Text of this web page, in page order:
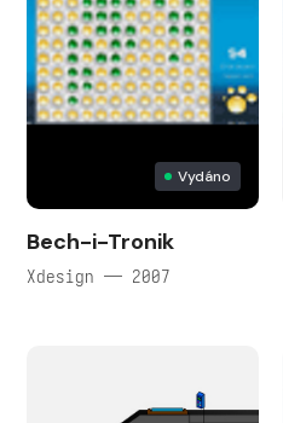
Vydáno
Bech-i-Tronik
Xdesign — 2007